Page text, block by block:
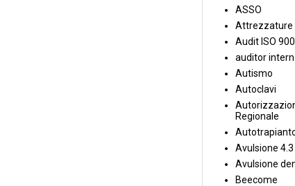
ASSO
Attrezzature
Audit ISO
auditor
Autismo
Autoclavi
Regionale
Avulsione 4.3
Avulsione
Beecome